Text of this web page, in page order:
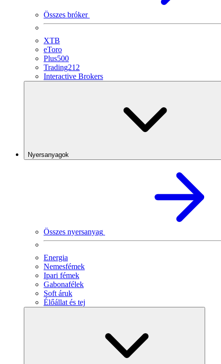
Összes bróker
XTB
eToro
Plus500
Trading212
Interactive Brokers
Nyersanyagok
Összes nyersanyag
Energia
Nemesfémek
Ipari fémek
Gabonafélek
Soft áruk
Élőállat és tej